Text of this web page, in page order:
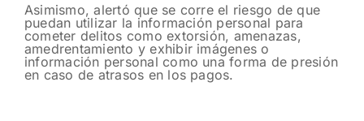
Asimismo, alertó que se corre el riesgo de que
puedan utilizar la información personal para
cometer delitos como extorsión, amenazas,
amedrentamiento y exhibir imágenes o
información personal como una forma de presión
en caso de atrasos en los pagos.